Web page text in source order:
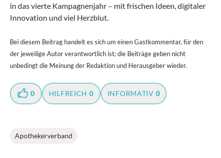
in das vierte Kampagnenjahr – mit frischen Ideen, digitaler
Innovation und viel Herzblut.
Bei diesem Beitrag handelt es sich um einen Gastkommentar, für den
der jeweilige Autor verantwortlich ist; die Beiträge geben nicht
unbedingt die Meinung der Redaktion und Herausgeber wieder.
0 HILFREICH 0 INFORMATIV 0
Apothekerverband